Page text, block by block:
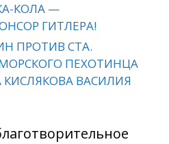
КОЛА —
ГИТЛЕРА!
ПРОТИВ СТА.
ПЕХОТИНЦА
ВАСИЛИЯ